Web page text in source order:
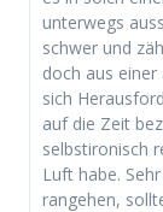
unterwegs
schwer und
doch aus
sich
auf die Zeit
selbstironisch
Luft habe.
rangehen,